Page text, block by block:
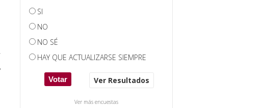
SI
NO
NO SÉ
HAY QUE ACTUALIZARSE SIEMPRE
Ver Resultados
Ver más encuestas